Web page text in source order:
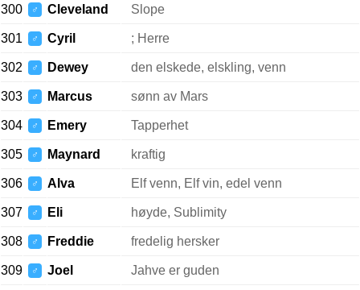
300 ♂ Cleveland Slope
301 ♂ Cyril ; Herre
302 ♂ Dewey den elskede, elskling, venn
303 ♂ Marcus sønn av Mars
304 ♂ Emery Tapperhet
305 ♂ Maynard kraftig
306 ♂ Alva Elf venn, Elf vin, edel venn
307 ♂ Eli høyde, Sublimity
308 ♂ Freddie fredelig hersker
309 ♂ Joel Jahve er guden